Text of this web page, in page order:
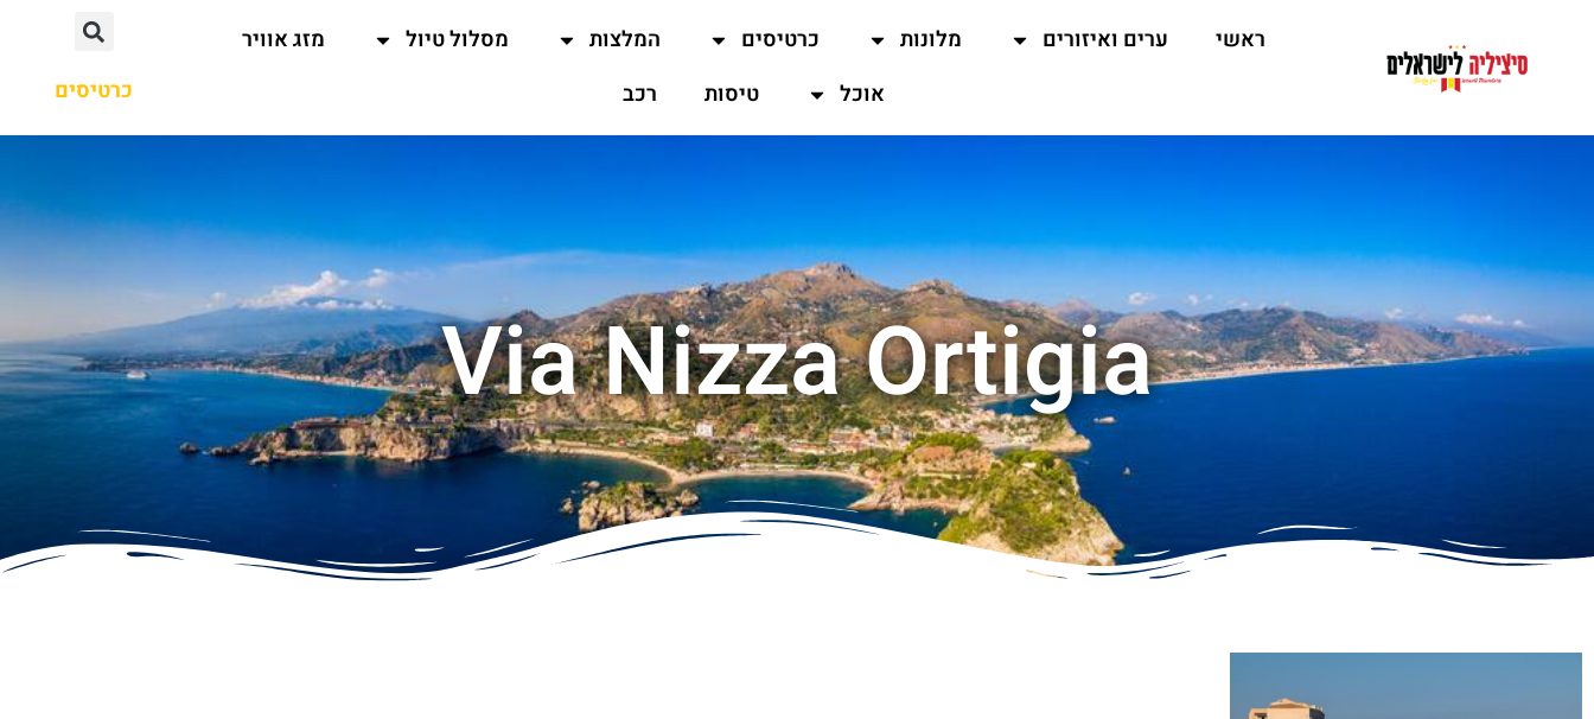
ראשי ערים ואיזורים מלונות כרטיסים המלצות מסלול טיול
מזג אוויר
אוכל
טיסות רכב כרטיסים
Via Nizza Ortigia